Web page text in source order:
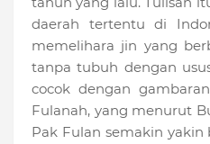
daerah tertentu di
memelihara jin yang
tanpa tubuh dengan
cocok dengan
Fulanah, yang menurut
Pak Fulan semakin